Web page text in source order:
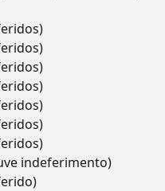
indeferimento)